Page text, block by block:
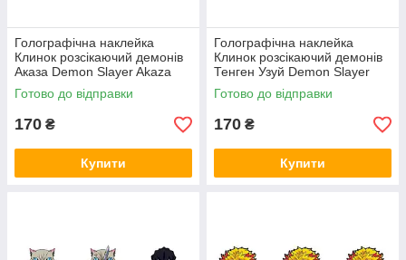
Голографічна наклейка
Клинок розсікаючий демонів
Аказа Demon Slayer Akaza
130x130 мм
Готово до відправки
170 ₴
Купити
Голографічна наклейка
Клинок розсікаючий демонів
Тенген Узуй Demon Slayer
Uzui Tengen 110x135 мм
Готово до відправки
170 ₴
Купити